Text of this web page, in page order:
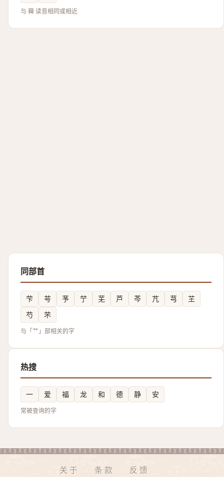
与 薭 读音相同或相近
同部首
芐 芌 芧 艼 芜 芦 芩 芁 芎
芏
芍
芣
与「艹」部相关的字
热搜
一 爱 福 龙 和 德 静 安
常被查询的字
关于 条款 反馈